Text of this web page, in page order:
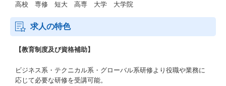
高校 専修 短大 高専 大学 大学院
求人の特色
【教育制度及び資格補助】
ビジネス系・テクニカル系・グローバル系研修より役職や業務に
応じて必要な研修を受講可能。